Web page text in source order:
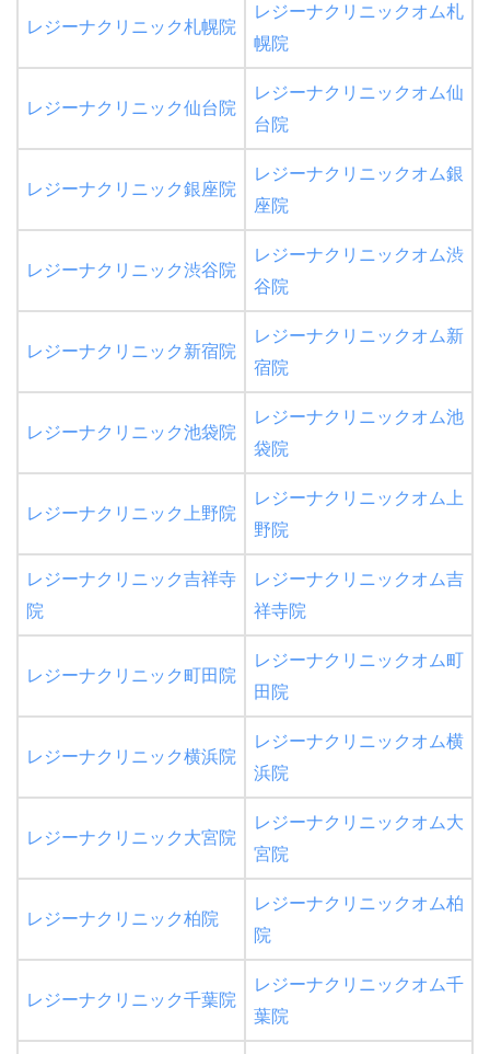
レジーナクリニック札幌院
レジーナクリニックオム札
幌院
レジーナクリニック仙台院
レジーナクリニックオム仙
台院
レジーナクリニック銀座院
レジーナクリニックオム銀
座院
レジーナクリニック渋谷院
レジーナクリニックオム渋
谷院
レジーナクリニック新宿院
レジーナクリニックオム新
宿院
レジーナクリニック池袋院
レジーナクリニックオム池
袋院
レジーナクリニック上野院
レジーナクリニックオム上
野院
レジーナクリニック吉祥寺
院
レジーナクリニックオム吉
祥寺院
レジーナクリニック町田院
レジーナクリニックオム町
田院
レジーナクリニック横浜院
レジーナクリニックオム横
浜院
レジーナクリニック大宮院
レジーナクリニックオム大
宮院
レジーナクリニック柏院
レジーナクリニックオム柏
院
レジーナクリニック千葉院
レジーナクリニックオム千
葉院